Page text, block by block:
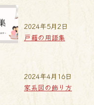
戸籍の用語集
2024年5月2日
家系図の飾り方
2024年4月16日